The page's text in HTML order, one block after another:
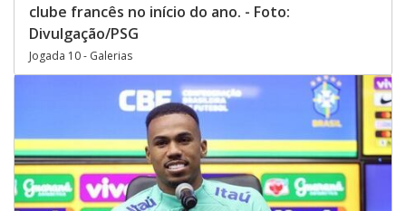
clube francês no início do ano. - Foto:
Divulgação/PSG
Jogada 10 - Galerias